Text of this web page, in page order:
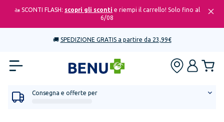
🚤 SCONTI FLASH: scopri gli sconti e riempi il carrello! Solo fino al
6/08
🚚 SPEDIZIONE GRATIS a partire da 23,99€
Consegna e offerte per